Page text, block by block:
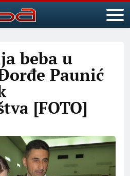
beba u
Paunić
[FOTO]